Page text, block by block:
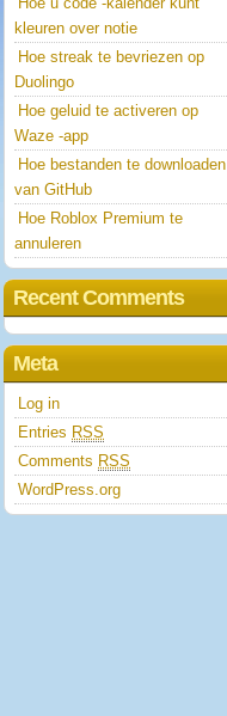
kleuren over notie
Hoe streak te bevriezen op
Duolingo
Hoe geluid te activeren op
Waze -app
Hoe bestanden te downloaden
van GitHub
Hoe Roblox Premium te
annuleren
Recent Comments
Meta
Log in
Entries RSS
Comments RSS
WordPress.org